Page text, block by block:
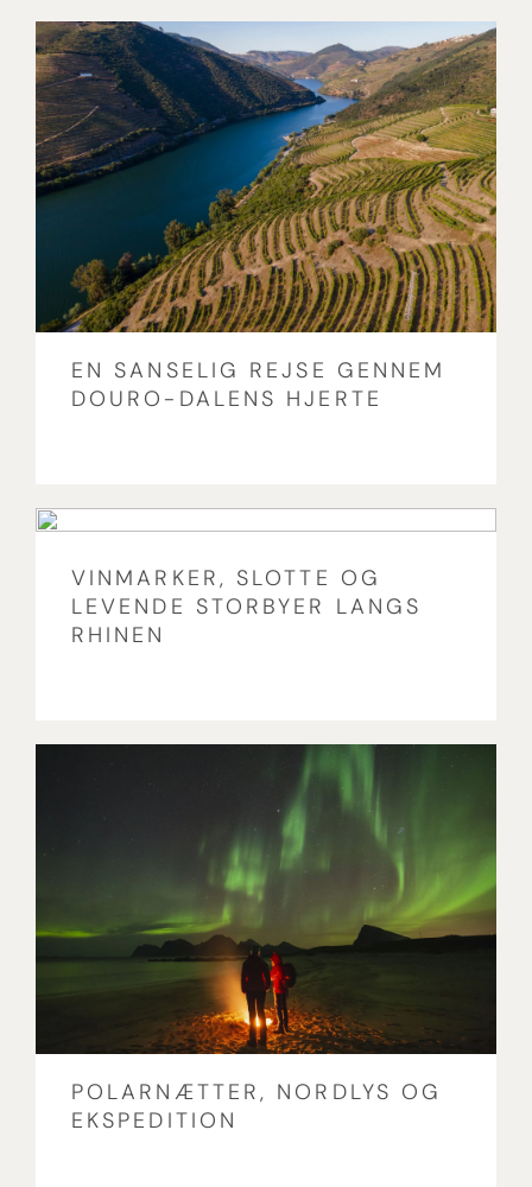
EN SANSELIG REJSE GENNEM
DOURO-DALENS HJERTE
VINMARKER, SLOTTE OG
LEVENDE STORBYER LANGS
RHINEN
POLARNÆTTER, NORDLYS OG
EKSPEDITION